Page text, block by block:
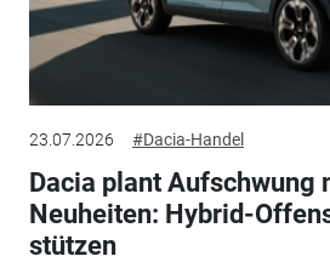
23.07.2026 #Dacia-Handel
Dacia plant Aufschwung
Neuheiten: Hybrid-
stützen